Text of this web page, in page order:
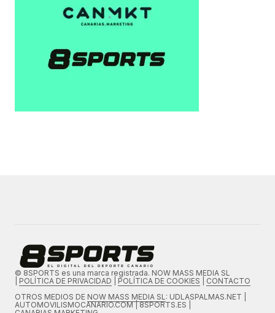
© 8SPORTS es una marca registrada. NOW MASS MEDIA SL
POLÍTICA DE PRIVACIDAD POLÍTICA DE COOKIES
CONTACTO
OTROS MEDIOS DE NOW MASS MEDIA SL: UDLASPALMAS.NET |
AUTOMOVILISMOCANARIO.COM | 8SPORTS.ES |